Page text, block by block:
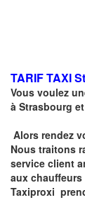
TARIF TAXI
Vous voulez
à Strasbourg
Alors rendez
Nous traitons
service client
aux
Taxiproxi